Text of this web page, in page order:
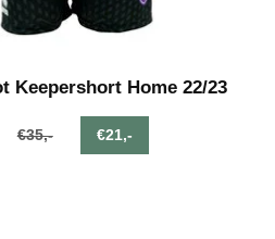
Keepershort Home 22/23
€35,- €21,-